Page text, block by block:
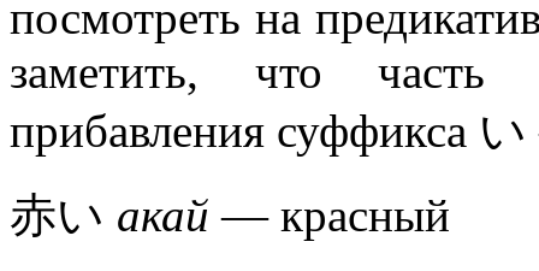
посмотреть на
заметить, что
прибавления суффикса い
赤い акай — красный